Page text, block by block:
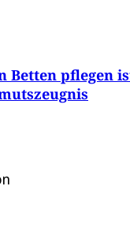
Betten pflegen